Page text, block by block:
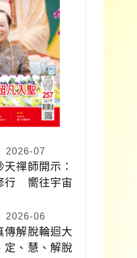
2026-07
天禪師開示：
行 嚮往宇宙
2026-06
傳解脫輪迴大
定、慧、解脫